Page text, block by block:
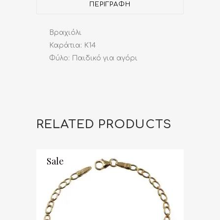
ΠΕΡΙΓΡΑΦΉ
Βραχιόλι
Καράτια: Κ14
Φύλο: Παιδικό για αγόρι
RELATED PRODUCTS
Sale